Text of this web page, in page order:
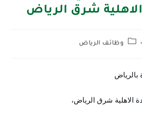
الاهلية شرق الرياض
وظائف الرياض
الاهلية شرق الرياض،